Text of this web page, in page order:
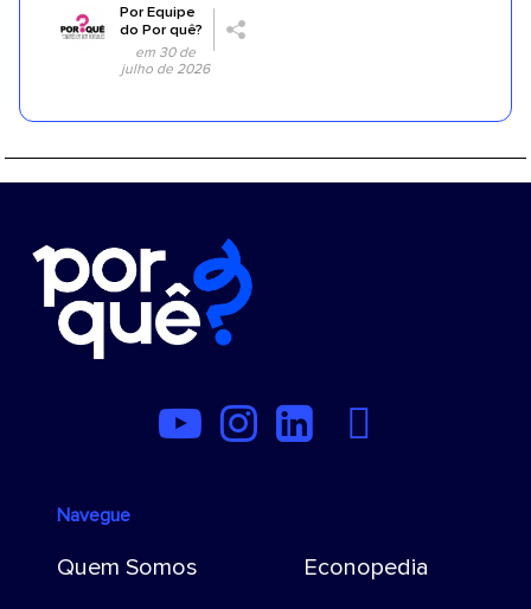
PorEquipe
do Por quê?
em 30 de
julho de 2026
Navegue
Quem Somos
Econopedia